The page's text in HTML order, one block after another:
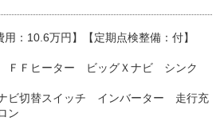
：10.6万円】【定期点検整備：付】
ＦＦヒーター ビッグＸナビ シンク
ビ切替スイッチ インバーター 走行充
ン